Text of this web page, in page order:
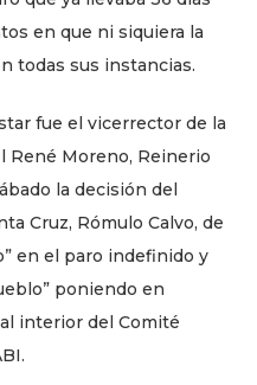
en que ni siquiera la
todas sus instancias.
fue el vicerrector de la
René Moreno, Reinerio
la decisión del
Cruz, Rómulo Calvo, de
en el paro indefinido y
poniendo en
interior del Comité